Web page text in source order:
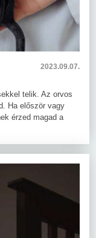
2023.09.07.
telik. Az orvos
Ha először vagy
érzed magad a